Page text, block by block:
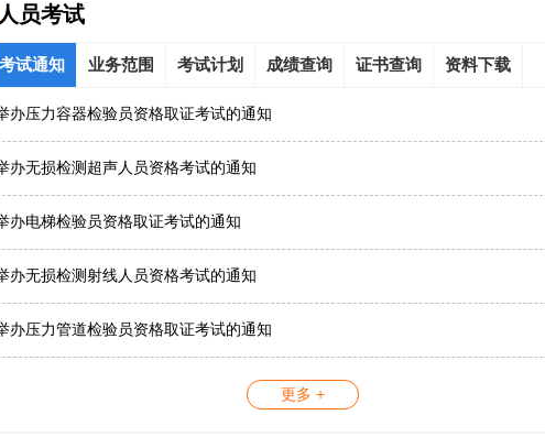
人员考试
考试通知 业务范围 考试计划 成绩查询 证书查询 资料下载
办压力容器检验员资格取证考试的通知
办无损检测超声人员资格考试的通知
办电梯检验员资格取证考试的通知
办无损检测射线人员资格考试的通知
办压力管道检验员资格取证考试的通知
更多 +